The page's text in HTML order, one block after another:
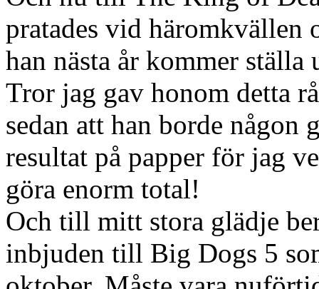
pratades vid häromkvällen
han nästa år kommer
Tror jag gav honom detta
sedan att han borde någon
resultat på papper för jag
göra enorm total!
Och till mitt stora glädje
inbjuden till Big Dogs 5